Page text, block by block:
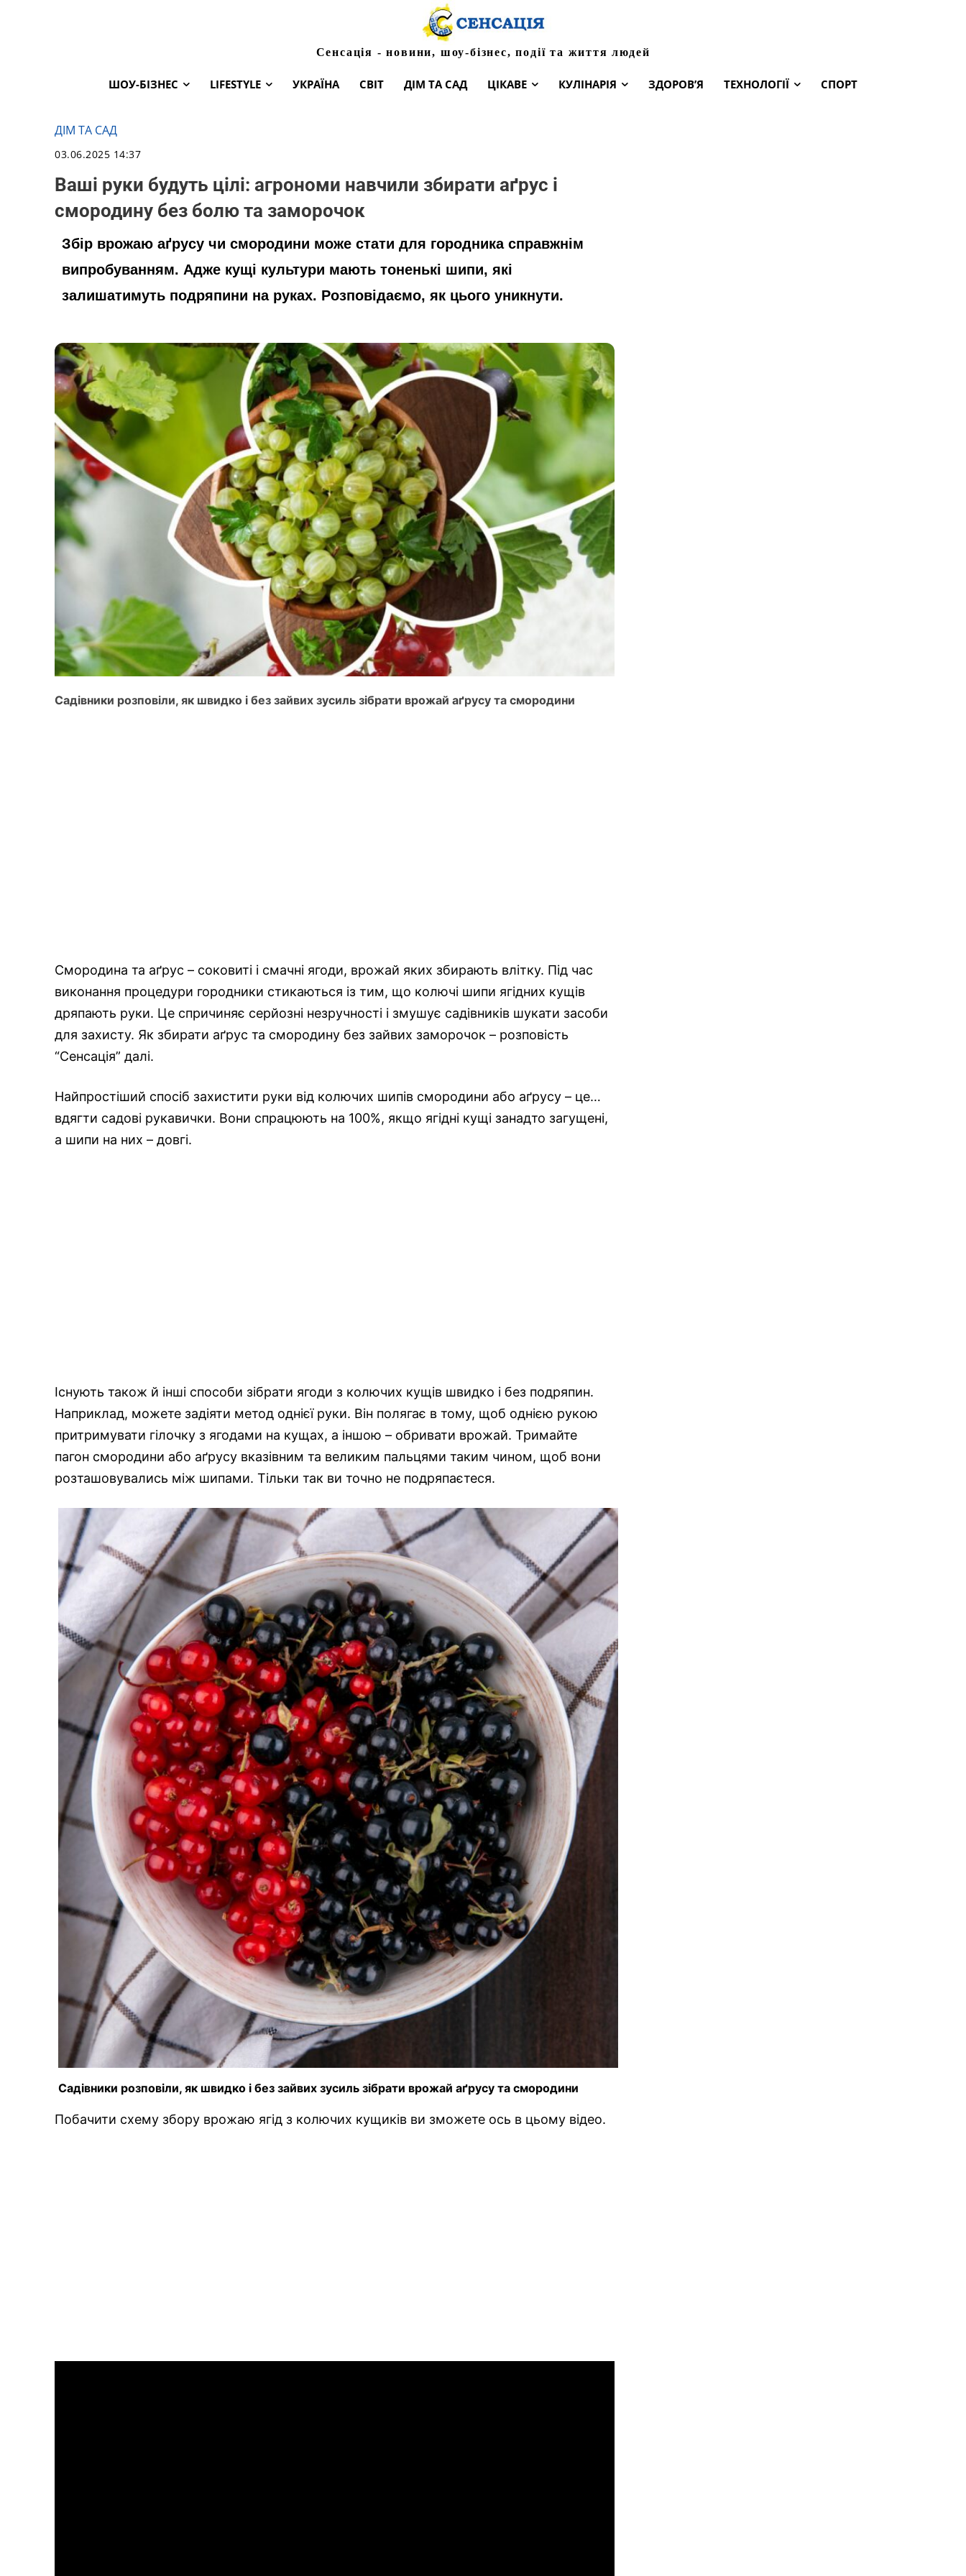
Сенсація - новини, шоу-бізнес, події та життя людей
ШОУ-БІЗНЕС LIFESTYLE УКРАЇНА СВІТ ДІМ ТА САД ЦІКАВЕ КУЛІНАРІЯ ЗДОРОВ’Я ТЕХНОЛОГІЇ СПОРТ
ДІМ ТА САД
03.06.2025 14:37
Ваші руки будуть цілі: агрономи навчили збирати аґрус і
смородину без болю та заморочок
Збір врожаю аґрусу чи смородини може стати для городника справжнім
випробуванням. Адже кущі культури мають тоненькі шипи, які
залишатимуть подряпини на руках. Розповідаємо, як цього уникнути.
Садівники розповіли, як швидко і без зайвих зусиль зібрати врожай аґрусу та смородини
Смородина та аґрус – соковиті і смачні ягоди, врожай яких збирають влітку. Під час
виконання процедури городники стикаються із тим, що колючі шипи ягідних кущів
дряпають руки. Це спричиняє серйозні незручності і змушує садівників шукати засоби
для захисту. Як збирати аґрус та смородину без зайвих заморочок – розповість
“Сенсація” далі.
Найпростіший спосіб захистити руки від колючих шипів смородини або аґрусу – це…
вдягти садові рукавички. Вони спрацюють на 100%, якщо ягідні кущі занадто загущені,
а шипи на них – довгі.
Існують також й інші способи зібрати ягоди з колючих кущів швидко і без подряпин.
Наприклад, можете задіяти метод однієї руки. Він полягає в тому, щоб однією рукою
притримувати гілочку з ягодами на кущах, а іншою – обривати врожай. Тримайте
пагон смородини або аґрусу вказівним та великим пальцями таким чином, щоб вони
розташовувались між шипами. Тільки так ви точно не подряпаєтеся.
Садівники розповіли, як швидко і без зайвих зусиль зібрати врожай аґрусу та смородини
Побачити схему збору врожаю ягід з колючих кущиків ви зможете ось в цьому відео.